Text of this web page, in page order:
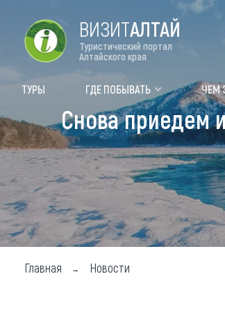
Форум VISIT ALTAI
Туры
ВИЗИТАЛТАЙ
Туристический портал
Алтайского края
ТУРЫ ГДЕ ПОБЫВАТЬ ЧЕМ
Снова приедем
Главная Новости